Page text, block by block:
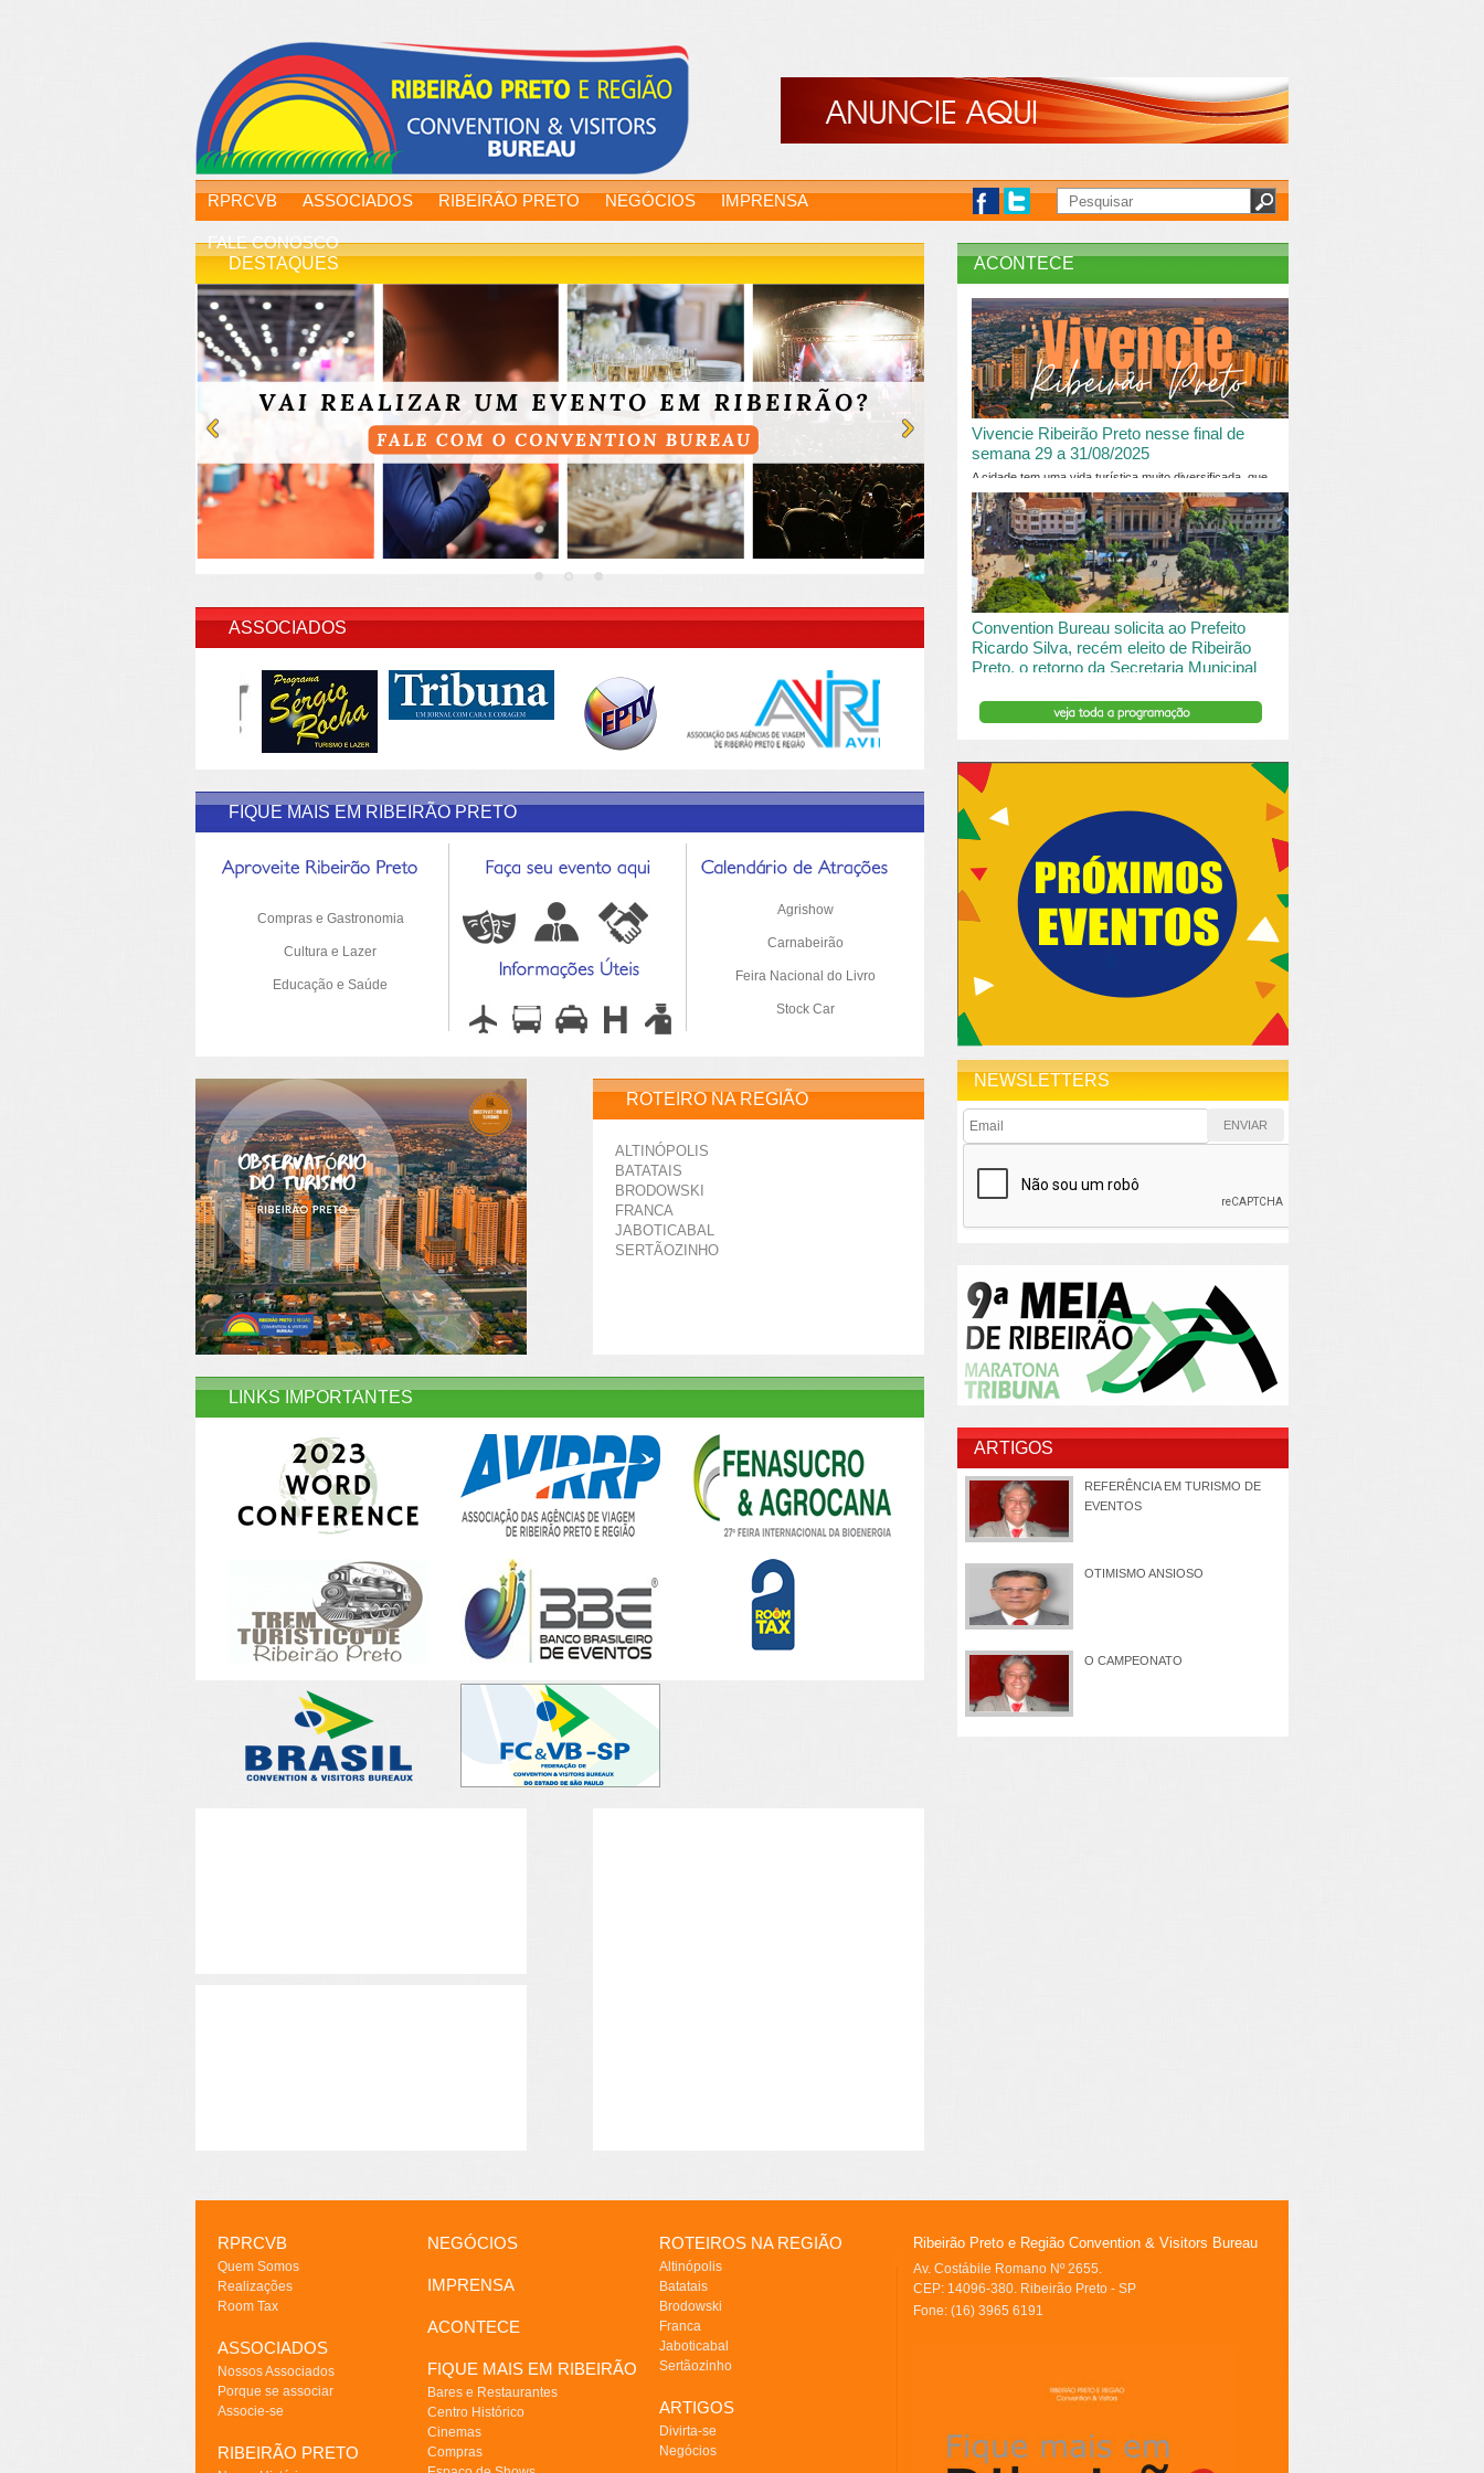
RPRCVB ASSOCIADOS RIBEIRÃO PRETO NEGÓCIOS IMPRENSA
FALE CONOSCO
DESTAQUES
INSERIR DESCRIÇÃO DO POST/PAGINAS
ASSOCIADOS
FIQUE MAIS EM RIBEIRÃO PRETO
Compras e Gastronomia
Cultura e Lazer
Educação e Saúde
Agrishow
Carnabeirão
Feira Nacional do Livro
Stock Car
ROTEIRO NA REGIÃO
ALTINÓPOLIS
BATATAIS
BRODOWSKI
FRANCA
JABOTICABAL
SERTÃOZINHO
LINKS IMPORTANTES
ACONTECE
Vivencie Ribeirão Preto nesse final de
semana 29 a 31/08/2025
A cidade tem uma vida turística muito diversificada, que
vai desde o turismo de saude à contemplação de
passaros....
Convention Bureau solicita ao Prefeito
Ricardo Silva, recém eleito de Ribeirão
Preto, o retorno da Secretaria Municipal
O Ribeirão Preto e Região Convention & Visitors Bureau
NEWSLETTERS
ARTIGOS
REFERÊNCIA EM TURISMO DE
EVENTOS
OTIMISMO ANSIOSO
O CAMPEONATO
RPRCVB
Quem Somos
Realizações
Room Tax
ASSOCIADOS
Nossos Associados
Porque se associar
Associe-se
RIBEIRÃO PRETO
NEGÓCIOS
IMPRENSA
ACONTECE
FIQUE MAIS EM RIBEIRÃO
Bares e Restaurantes
Centro Histórico
Cinemas
Compras
ROTEIROS NA REGIÃO
Altinópolis
Batatais
Brodowski
Franca
Jaboticabal
Sertãozinho
ARTIGOS
Divirta-se
Negócios
Ribeirão Preto e Região Convention & Visitors Bureau
Av. Costábile Romano Nº 2655.
CEP: 14096-380. Ribeirão Preto - SP
Fone: (16) 3965 6191